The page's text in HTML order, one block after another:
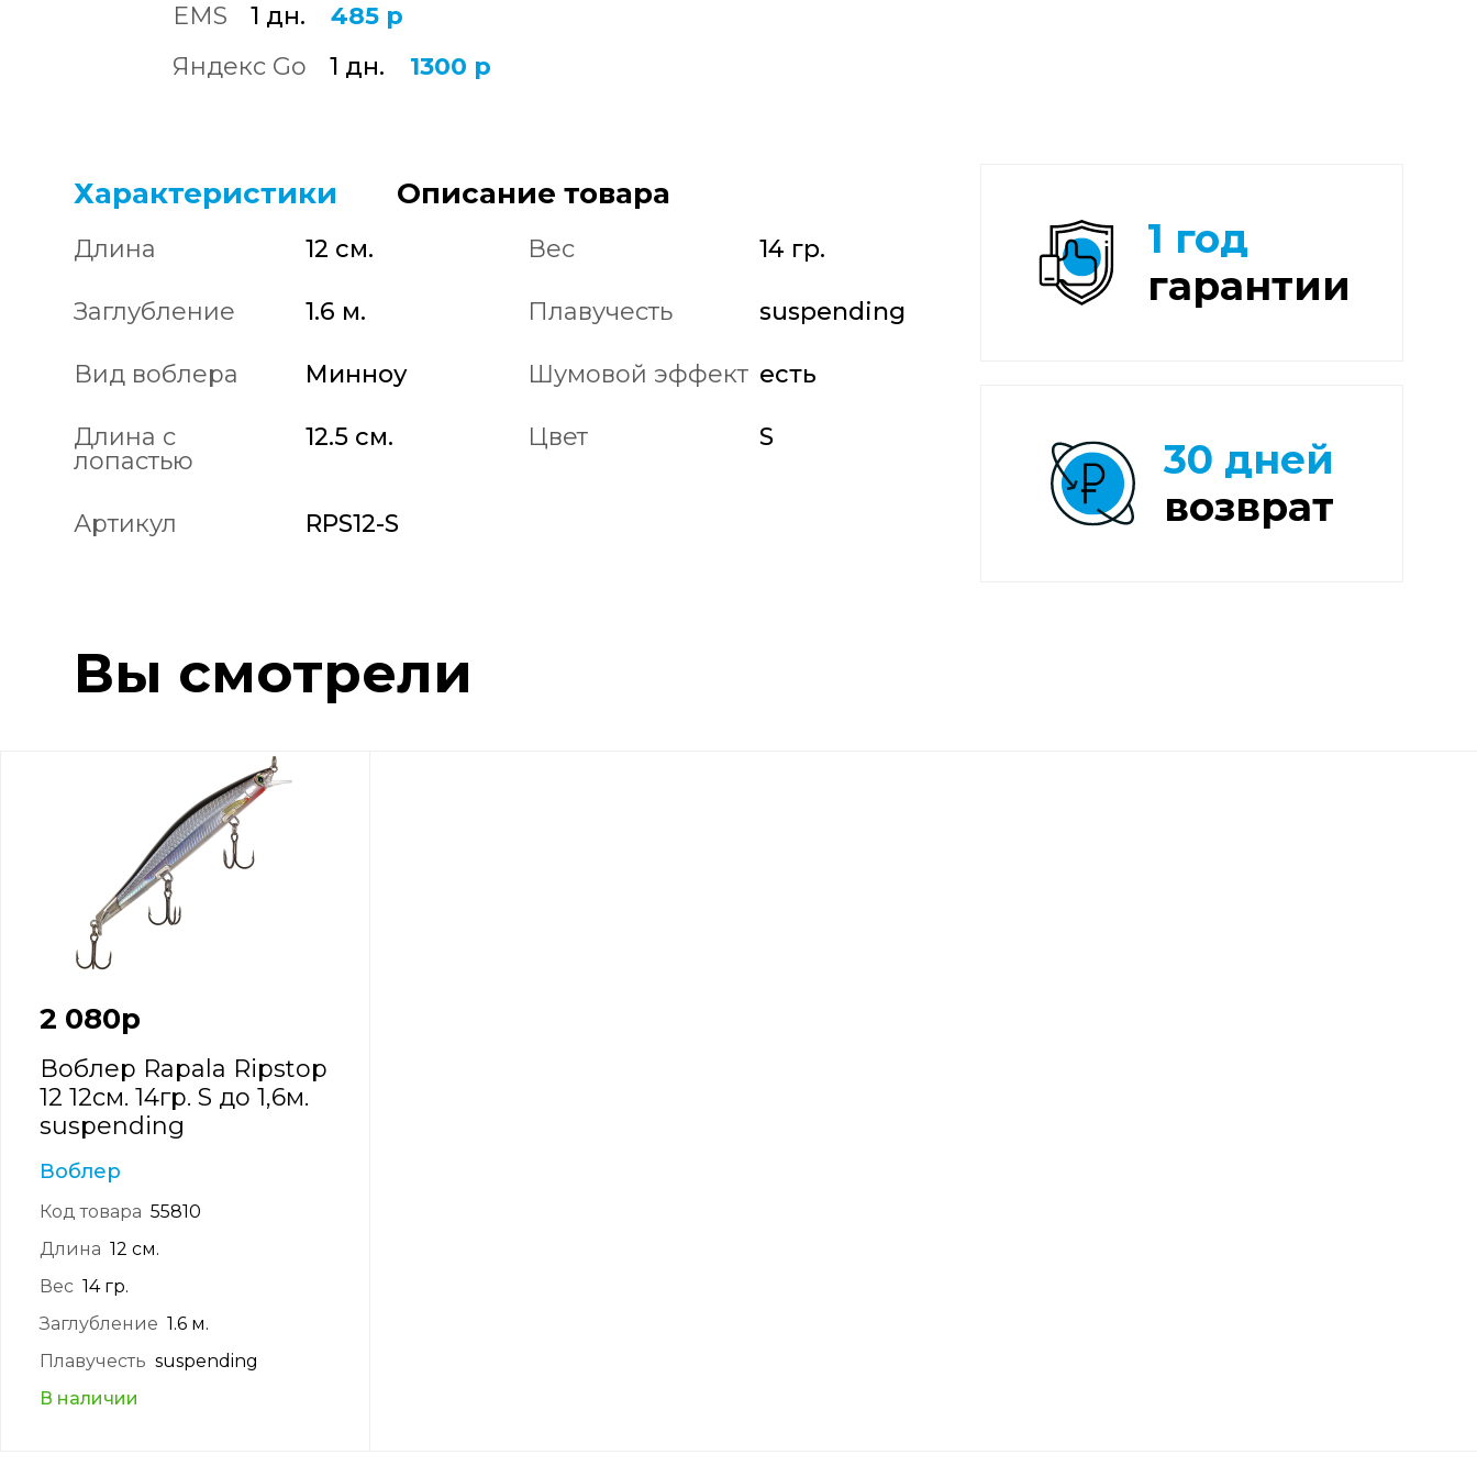
EMS
1 дн.
485 р
Яндекс Go
1 дн. 1300 р
Характеристики Описание товара
Длина 12 см. Вес 14 гр.
Заглубление 1.6 м. Плавучесть suspending
Вид воблера Минноу Шумовой эффект есть
Длина с
лопастью
12.5 см. Цвет S
Артикул RPS12-S
1 год
гарантии
30 дней
возврат
Вы смотрели
2 080р
Воблер Rapala Ripstop
12 12см. 14гр. S до 1,6м.
suspending
Воблер
Код товара 55810
Длина 12 см.
Вес 14 гр.
Заглубление 1.6 м.
Плавучесть suspending
В наличии